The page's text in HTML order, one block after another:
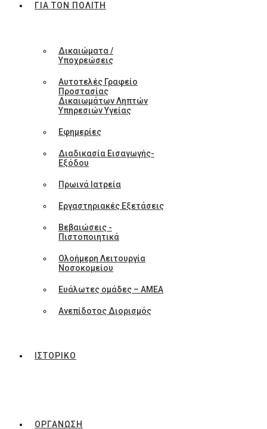
ΓΙΑ ΤΟΝ ΠΟΛΙΤΗ
Δικαιώματα /
Υποχρεώσεις
Αυτοτελές Γραφείο
Προστασίας
Δικαιωμάτων Ληπτών
Υπηρεσιών Υγείας
Εφημερίες
Διαδικασία Εισαγωγής-
Εξόδου
Πρωινά Ιατρεία
Εργαστηριακές Εξετάσεις
Βεβαιώσεις -
Πιστοποιητικά
Ολοήμερη Λειτουργία
Νοσοκομείου
Ευάλωτες ομάδες – ΑΜΕΑ
Ανεπίδοτος Διορισμός
ΙΣΤΟΡΙΚΟ
ΟΡΓΑΝΩΣΗ